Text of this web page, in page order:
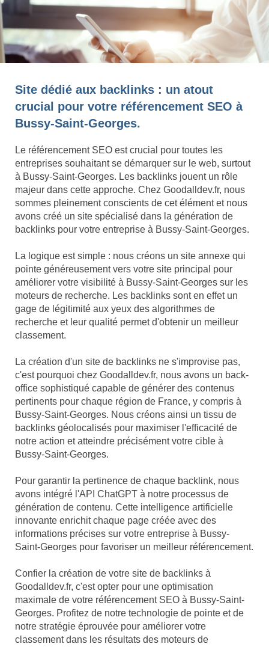
Site dédié aux backlinks : un atout
crucial pour votre référencement SEO à
Bussy-Saint-Georges.
Le référencement SEO est crucial pour toutes les
entreprises souhaitant se démarquer sur le web, surtout
à Bussy-Saint-Georges. Les backlinks jouent un rôle
majeur dans cette approche. Chez Goodalldev.fr, nous
sommes pleinement conscients de cet élément et nous
avons créé un site spécialisé dans la génération de
backlinks pour votre entreprise à Bussy-Saint-Georges.
La logique est simple : nous créons un site annexe qui
pointe généreusement vers votre site principal pour
améliorer votre visibilité à Bussy-Saint-Georges sur les
moteurs de recherche. Les backlinks sont en effet un
gage de légitimité aux yeux des algorithmes de
recherche et leur qualité permet d'obtenir un meilleur
classement.
La création d'un site de backlinks ne s'improvise pas,
c'est pourquoi chez Goodalldev.fr, nous avons un back-
office sophistiqué capable de générer des contenus
pertinents pour chaque région de France, y compris à
Bussy-Saint-Georges. Nous créons ainsi un tissu de
backlinks géolocalisés pour maximiser l'efficacité de
notre action et atteindre précisément votre cible à
Bussy-Saint-Georges.
Pour garantir la pertinence de chaque backlink, nous
avons intégré l'API ChatGPT à notre processus de
génération de contenu. Cette intelligence artificielle
innovante enrichit chaque page créée avec des
informations précises sur votre entreprise à Bussy-
Saint-Georges pour favoriser un meilleur référencement.
Confier la création de votre site de backlinks à
Goodalldev.fr, c'est opter pour une optimisation
maximale de votre référencement SEO à Bussy-Saint-
Georges. Profitez de notre technologie de pointe et de
notre stratégie éprouvée pour améliorer votre
classement dans les résultats des moteurs de